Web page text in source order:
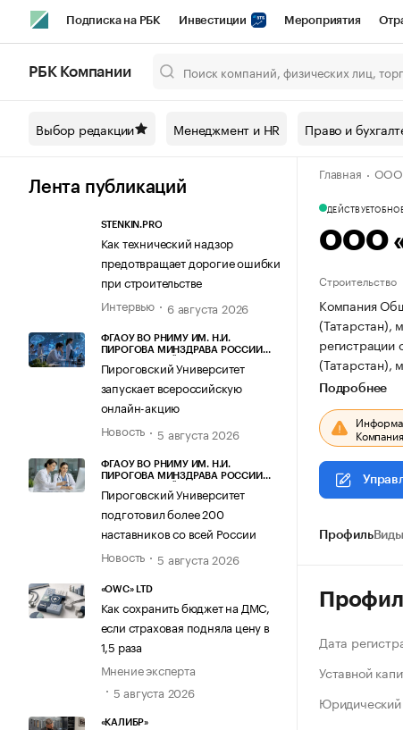
Подписка на РБК Инвестиции Мероприятия
Спецпроекты СПб Конференции СПб Спецпроекты
Технологии и медиа Рынок наличной валюты
РБК Компании
Выбор редакции Менеджмент и HR Право и
Лента публикаций
STENKIN.PRO
Как технический надзор
предотвращает дорогие ошибки
при строительстве
Интервью
6 августа 2026
ФГАОУ ВО РНИМУ ИМ. Н.И.
ПИРОГОВА МИНЗДРАВА РОССИИ
Пироговский Университет
запускает всероссийскую
онлайн-акцию
Новость
5 августа 2026
ФГАОУ ВО РНИМУ ИМ. Н.И.
ПИРОГОВА МИНЗДРАВА РОССИИ
Пироговский Университет
подготовил более 200
наставников со всей России
Новость
5 августа 2026
«OWC» LTD
Как сохранить бюджет на ДМС,
если страховая подняла цену в
1,5 раза
Мнение эксперта
5 августа 2026
«КАЛИБР»
Главная ООО
ДЕЙСТВУЕТ
ООО
Строительство
Компания
(Татарстан),
(Татарстан),
Подробнее
Профиль
Дата
Уставной